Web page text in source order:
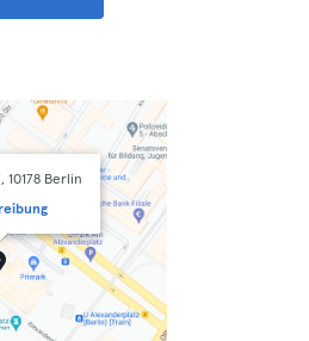
10178 Berlin